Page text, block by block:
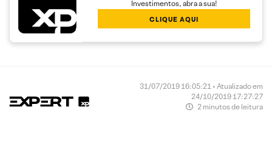
Investimentos, abra a sua!
CLIQUE AQUI
31/07/2019 16:05:21 • Atualizado em
24/10/2019 17:27:27
2 minutos de leitura